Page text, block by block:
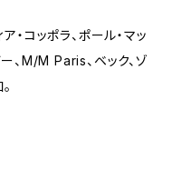
・コッポラ、ポール・マッ
、M/M Paris、ベック、ゾ